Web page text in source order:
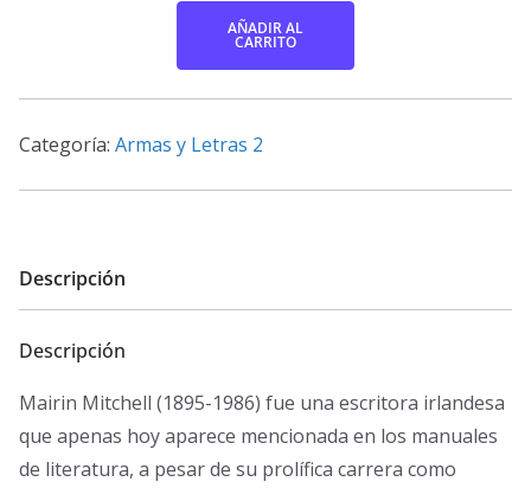
AÑADIR AL
CARRITO
Categoría: Armas y Letras 2
Descripción
Descripción
Mairin Mitchell (1895-1986) fue una escritora irlandesa
que apenas hoy aparece mencionada en los manuales
de literatura, a pesar de su prolífica carrera como